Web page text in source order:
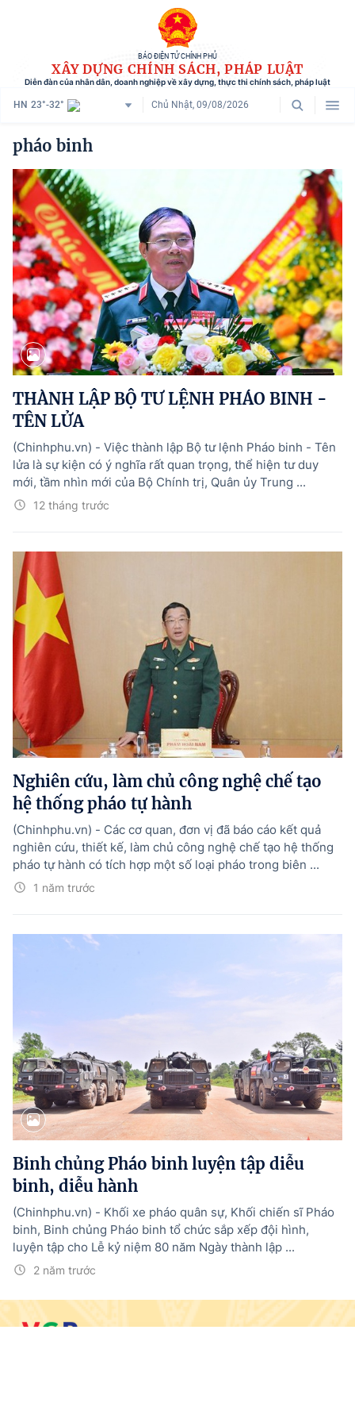
BÁO ĐIỆN TỬ CHÍNH PHỦ
XÂY DỰNG CHÍNH SÁCH, PHÁP LUẬT
Diễn đàn của nhân dân, doanh nghiệp về xây dựng, thực thi chính sách, pháp luật
HN 23°-32° Chủ Nhật, 09/08/2026
Danh mục
Trang chủ
Chính sách mới
Tham vấn chính sách
Người dân góp ý
Doanh nghiệp hiến kế
Chính sách và cuộc sống
Hướng dẫn thực hiện chính sách
Phát triển kinh tế tư nhân và doanh nghiệp dân tộc
Ocop và chuỗi giá trị Nông sản
Kinh tế tư nhân
Video
Photo
© BÁO ĐIỆN TỬ CHÍNH PHỦ
Tổng Giám đốc:
Nguyễn Hồng Sâm
Trụ sở: 16 Lê Hồng Phong - Ba Đình - Hà Nội.
Email: thongtinchinhphu@chinhphu.vn.
Bản quyền thuộc Báo Điện tử Chính phủ - Cổng Thông tin điện tử Chính
Ghi rõ nguồn "Báo Điện tử Chính phủ", "Cổng Thông tin điện tử Chính phủ",
pháo binh
THÀNH LẬP BỘ TƯ LỆNH PHÁO BINH -
TÊN LỬA
12 tháng trước
(Chinhphu.vn) - Việc thành lập Bộ tư lệnh Pháo binh - Tên
lửa là sự kiện có ý nghĩa rất quan trọng, thể hiện tư duy
mới, tầm nhìn mới của Bộ Chính trị, Quân ủy Trung ...
Nghiên cứu, làm chủ công nghệ chế tạo
hệ thống pháo tự hành
1 năm trước
(Chinhphu.vn) - Các cơ quan, đơn vị đã báo cáo kết quả
nghiên cứu, thiết kế, làm chủ công nghệ chế tạo hệ thống
pháo tự hành có tích hợp một số loại pháo trong biên ...
Binh chủng Pháo binh luyện tập diễu
binh, diễu hành
2 năm trước
(Chinhphu.vn) - Khối xe pháo quân sự, Khối chiến sĩ Pháo
binh, Binh chủng Pháo binh tổ chức sắp xếp đội hình,
luyện tập cho Lễ kỷ niệm 80 năm Ngày thành lập ...